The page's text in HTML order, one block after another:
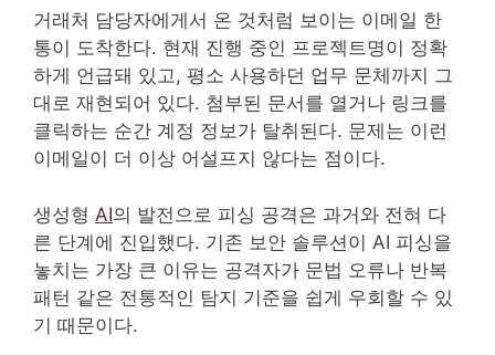
거래처 담당자에게서 온 것처럼 보이는 이메일 한
통이 도착한다. 현재 진행 중인 프로젝트명이 정확
하게 언급돼 있고, 평소 사용하던 업무 문체까지 그
대로 재현되어 있다. 첨부된 문서를 열거나 링크를
클릭하는 순간 계정 정보가 탈취된다. 문제는 이런
이메일이 더 이상 어설프지 않다는 점이다.
생성형 AI의 발전으로 피싱 공격은 과거와 전혀 다
른 단계에 진입했다. 기존 보안 솔루션이 AI 피싱을
놓치는 가장 큰 이유는 공격자가 문법 오류나 반복
패턴 같은 전통적인 탐지 기준을 쉽게 우회할 수 있
기 때문이다.